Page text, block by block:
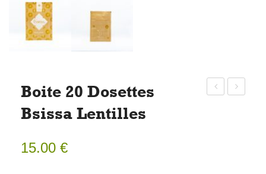
Boite 20 Dosettes
Bsissa Lentilles
15.00 €